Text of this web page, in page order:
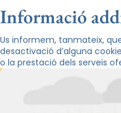
Informació
Us informem, tanmateix,
desactivació d’alguna
o la prestació dels serveis